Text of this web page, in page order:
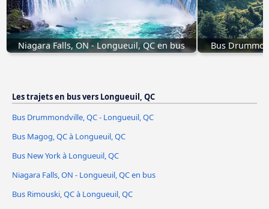
Niagara Falls, ON - Longueuil, QC en bus Bus
Les trajets en bus vers Longueuil, QC
Bus Drummondville, QC - Longueuil, QC
Bus Magog, QC à Longueuil, QC
Bus New York à Longueuil, QC
Niagara Falls, ON - Longueuil, QC en bus
Bus Rimouski, QC à Longueuil, QC